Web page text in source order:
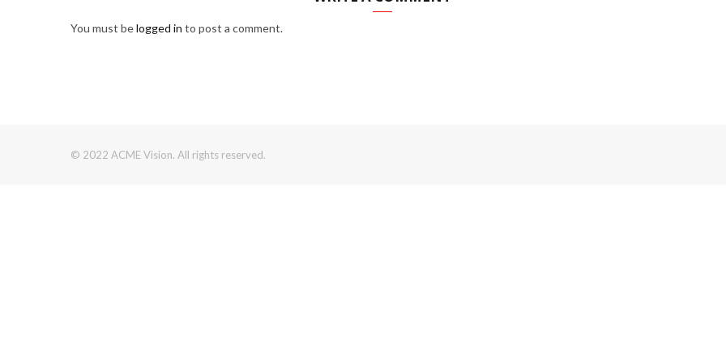
You must belogged in to post a comment.
© 2022 ACME Vision. All rights reserved.